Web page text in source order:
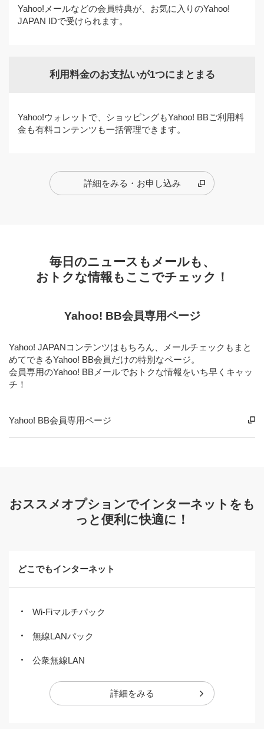
Yahoo!メールなどの会員特典が、お気に入りのYahoo!
JAPAN IDで受けられます。
利用料金のお支払いが1つにまとまる
Yahoo!ウォレットで、ショッピングもYahoo! BBご利用料
金も有料コンテンツも一括管理できます。
詳細をみる・お申し込み
毎日のニュースもメールも、
おトクな情報もここでチェック！
Yahoo! BB会員専用ページ
Yahoo! JAPANコンテンツはもちろん、メールチェックもまと
めてできるYahoo! BB会員だけの特別なページ。
会員専用のYahoo! BBメールでおトクな情報をいち早くキャッ
チ！
Yahoo! BB会員専用ページ
おススメオプションでインターネットをも
っと便利に快適に！
どこでもインターネット
Wi-Fiマルチパック
無線LANパック
公衆無線LAN
詳細をみる